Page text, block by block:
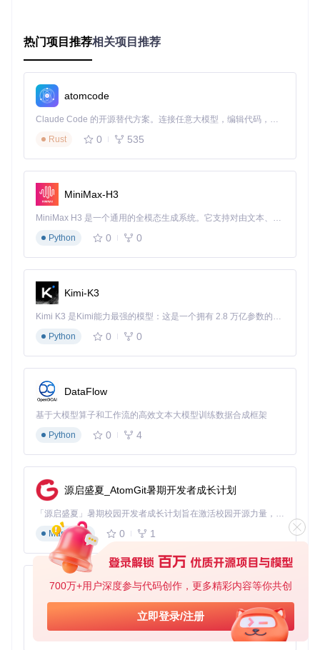
700万+用户深度参与代码创作，更多精彩内容等你共创
立即登录/注册
JellyBook
A nice way to read books and comics from Jellyfin
项目地址：
热门项目推荐相关项目推荐
atomcode
Claude Code 的开源替代方案。连接任意大模型，编辑代码，运行命令，自动验证 — 全自动执行。用 Rust 构建，极致性能。 ｜ An open-source alternative to Claude Code. Connect any LLM, edit code, run commands, and verify changes — autonomously. Built in Rust for speed. Get Started
Rust
0 535
MiniMax-H3
MiniMax H3 是一个通用的全模态生成系统。它支持对由文本、图像、视频和音频组成的多模态上下文进行统一理解，并能生成分辨率高达 2K、时长可达 15 秒的带原生立体声音频的视频。得益于面向任务泛化的系统设计，H3 在预训练阶段就已具备广泛的多模态上下文理解与生成能力，能够出色地执行复杂的多模态指令。
Python
0 0
Kimi-K3
Kimi K3 是Kimi能力最强的模型：这是一个拥有 2.8 万亿参数的混合专家（MoE）模型，具备原生视觉理解能力，并支持 100 万 token 的上下文窗口。
Python
0 0
DataFlow
基于大模型算子和工作流的高效文本大模型训练数据合成框架
Python
0 4
源启盛夏_AtomGit暑期开发者成长计划
「源启盛夏」暑期校园开发者成长计划旨在激活校园开源力量，通过积分激励、认证扶持、资源倾斜等形式，引导高校组织和开发者完成「入驻 — 建项目 — 做贡献 — 获认证 — 得资源」的完整闭环。无论你是想带领社团入驻平台的组织者，还是希望用代码贡献证明自己的开发者，都能在这里找到属于你的成长路径。
Markdown
0 1
py-xiaozhi
基于Python的Xiaozhi AI，适用于想要完整Xiaozhi体验而无需拥有专用硬件的用户。
Python
0 1